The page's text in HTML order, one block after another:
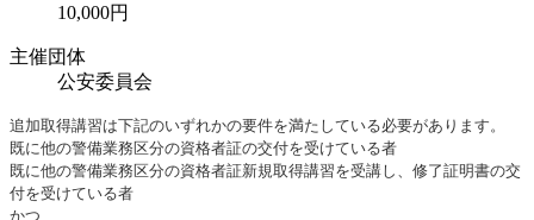
10,000円
主催団体
公安委員会
追加取得講習は下記のいずれかの要件を満たしている必要があります。
既に他の警備業務区分の資格者証の交付を受けている者
既に他の警備業務区分の資格者証新規取得講習を受講し、修了証明書の交
付を受けている者
かつ